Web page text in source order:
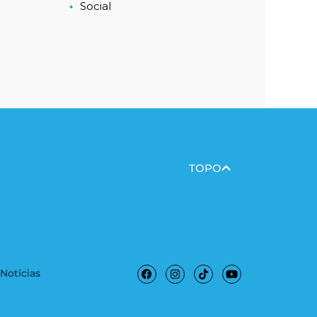
Social
TOPO
Notícias FacebookInstagram
TiktokYoutube